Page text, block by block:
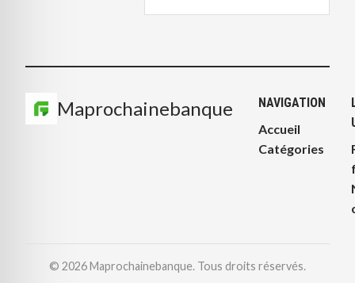
Maprochainebanque
NAVIGATION
Accueil
Catégories
© 2026 Maprochainebanque. Tous droits réservés.